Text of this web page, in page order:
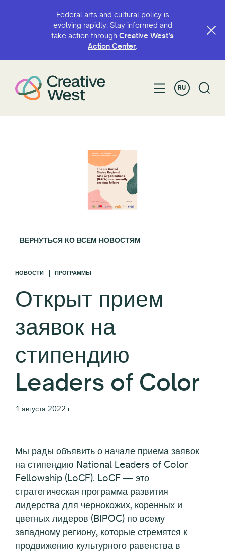
Federal arts and cultural policy is
evolving rapidly. Stay informed and
take action through Creative West’s
Action Center.
RU
ВЕРНУТЬСЯ КО ВСЕМ НОВОСТЯМ
НОВОСТИ ПРОГРАММЫ
Открыт прием
заявок на
стипендию
Leaders of Color
1 августа 2022 г.
Мы рады объявить о начале приема заявок
на стипендию National Leaders of Color
Fellowship (LoCF). LoCF — это
стратегическая программа развития
лидерства для чернокожих, коренных и
цветных лидеров (BIPOC) по всему
западному региону, которые стремятся к
продвижению культурного равенства в